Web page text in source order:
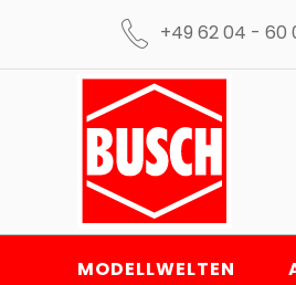
+49 62 04 - 60
MODELLWELTEN